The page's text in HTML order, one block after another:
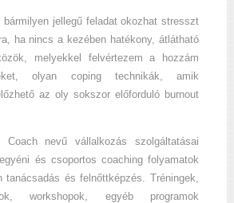
bármilyen jellegű feladat okozhat stresszt
ha nincs a kezében hatékony, átlátható
melyekkel felvértezem a hozzám
olyan coping technikák, amik
az oly sokszor előforduló burnout
Coach nevű vállalkozás szolgáltatásai
és csoportos coaching folyamatok
tanácsadás és felnőttképzés. Tréningek,
workshopok, egyéb programok